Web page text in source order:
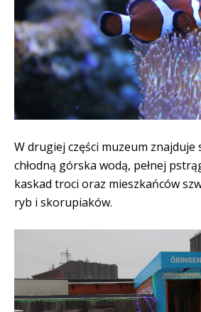
W drugiej części muzeum znajduje
chłodną górska wodą, pełnej
kaskad troci oraz mieszkańców
ryb i skorupiaków.